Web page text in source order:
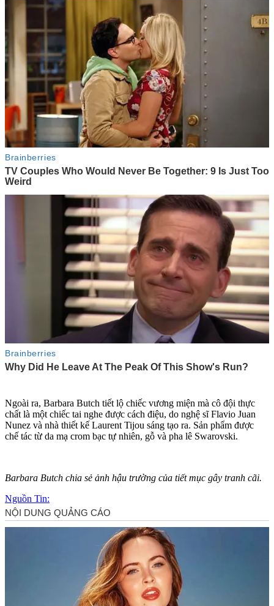
Ngoài ra, Barbara Butch tiết lộ chiếc vương miện mà cô đội thực
chất là một chiếc tai nghe được cách điệu, do nghệ sĩ Flavio Juan
Nunez và nhà thiết kế Laurent Tijou sáng tạo ra. Sản phẩm được
chế tác từ da mạ crom bạc tự nhiên, gỗ và pha lê Swarovski.
Barbara Butch chia sẻ ảnh hậu trường của tiết mục gây tranh cãi.
Nguồn Tin: